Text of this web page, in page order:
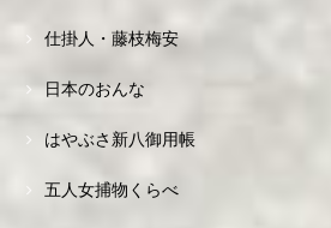
仕掛人・藤枝梅安
日本のおんな
はやぶさ新八御用帳
五人女捕物くらべ